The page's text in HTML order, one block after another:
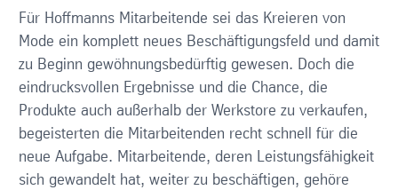
Für Hoffmanns Mitarbeitende sei das Kreieren von
Mode ein komplett neues Beschäftigungsfeld und damit
zu Beginn gewöhnungsbedürftig gewesen. Doch die
eindrucksvollen Ergebnisse und die Chance, die
Produkte auch außerhalb der Werkstore zu verkaufen,
begeisterten die Mitarbeitenden recht schnell für die
neue Aufgabe. Mitarbeitende, deren Leistungsfähigkeit
sich gewandelt hat, weiter zu beschäftigen, gehöre